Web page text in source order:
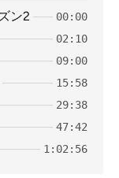
ン2 00:00
02:10
09:00
15:58
29:38
47:42
1:02:56